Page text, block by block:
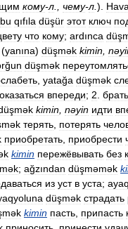
кому-л чему-л ).
bu qıfıla düşür этот ключ
что кому; ardınca
(yanına) düşmək kimin
düşmək
yatağa düşmək
оказаться впереди; 2 брать
kimin nəyin идти
терять потерять
приобретать приобрести
kimin пережёвывать без
; ağzından düşməmək
из уст в уста;
düşmək страдать
kimin пасть припасть